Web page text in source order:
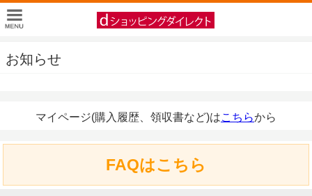
お知らせ
マイページ(購入履歴、領収書など)はこちらから
FAQはこちら